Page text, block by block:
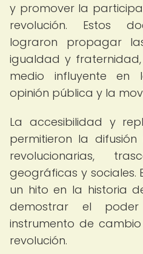
y promover la
revolución. Estos
lograron propagar
igualdad y
medio influyente
opinión pública y la
La accesibilidad y
permitieron la
revolucionarias,
geográficas y sociales.
un hito en la historia
demostrar el
instrumento de
revolución.